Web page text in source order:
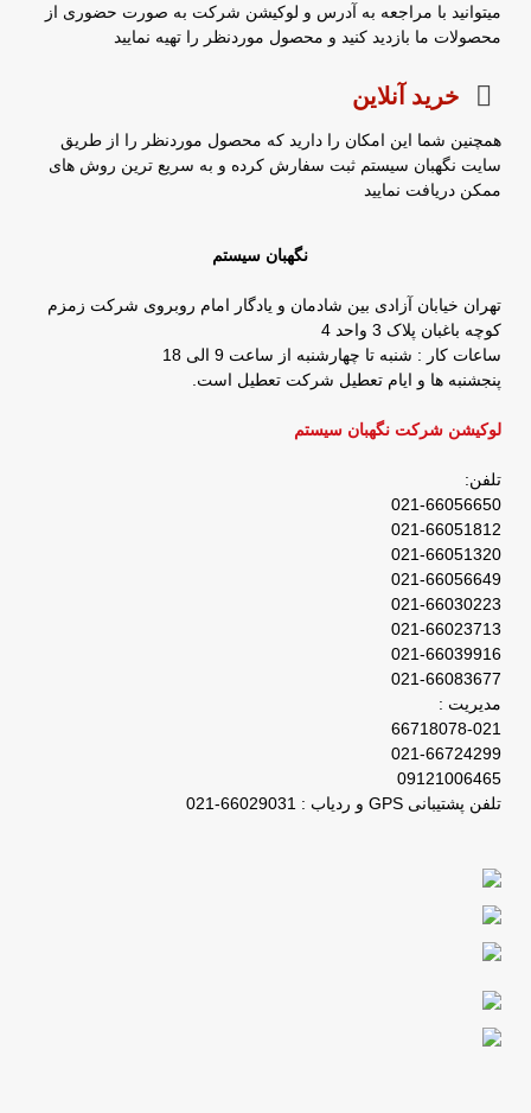
میتوانید با مراجعه به آدرس و لوکیشن شرکت به صورت حضوری از
محصولات ما بازدید کنید و محصول موردنظر را تهیه نمایید
خرید آنلاین
همچنین شما این امکان را دارید که محصول موردنظر را از طریق
سایت نگهبان سیستم ثبت سفارش کرده و به سریع ترین روش های
ممکن دریافت نمایید
نگهبان سیستم
تهران خیابان آزادی بین شادمان و یادگار امام روبروی شرکت زمزم
کوچه باغبان پلاک 3 واحد 4
ساعات کار : شنبه تا چهارشنبه از ساعت 9 الی 18
پنجشنبه ها و ایام تعطیل شرکت تعطیل است.
لوکیشن شرکت نگهبان سیستم
تلفن:
021-66056650
021-66051812
021-66051320
021-66056649
021-66030223
021-66023713
021-66039916
021-66083677
مدیریت :
66718078-021
021-66724299
09121006465
تلفن پشتیبانی GPS و ردیاب : 66029031-021